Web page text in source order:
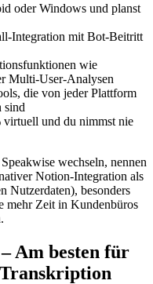
oder Windows und planst
Integration mit Bot-Beitritt
wie
Multi-User-Analysen
die von jeder Plattform
sind
virtuell und du nimmst nie
wechseln, nennen
Notion-Integration als
Nutzerdaten), besonders
mehr Zeit in Kundenbüros
Am besten für